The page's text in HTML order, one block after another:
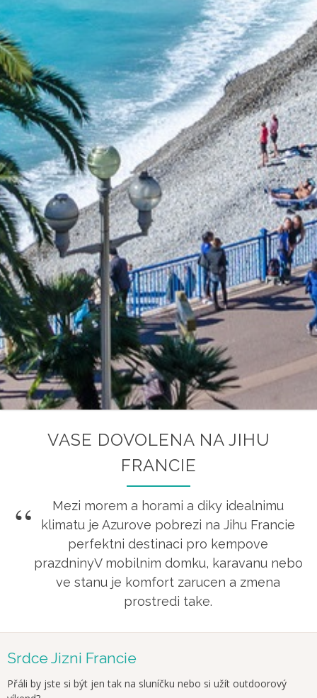
VASE DOVOLENA NA JIHU
FRANCIE
Mezi morem a horami a diky idealnimu
klimatu je Azurove pobrezi na Jihu Francie
perfektni destinaci pro kempove
prazdninyV mobilnim domku, karavanu nebo
ve stanu je komfort zarucen a zmena
prostredi take.
Srdce Jizni Francie
Přáli by jste si být jen tak na sluníčku nebo si užít outdoorový